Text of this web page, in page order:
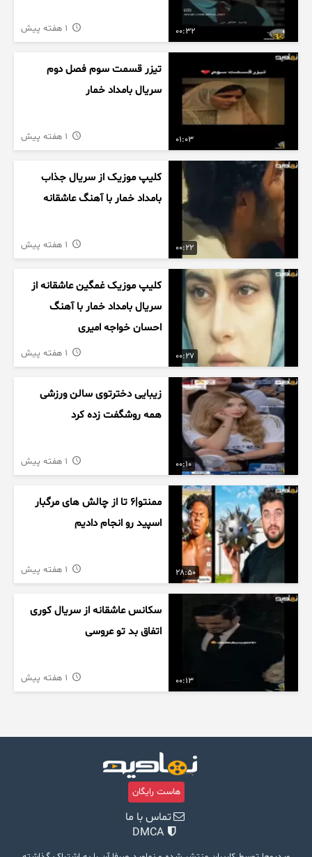
00:32
01:03
تیزر قسمت سوم فصل دوم
سریال بامداد خمار
00:22
کلیپ موزیک از سریال جذاب
بامداد خمار با آهنگ عاشقانه
00:27
کلیپ موزیک غمگین عاشقانه از
سریال بامداد خمار با آهنگ
احسان خواجه امیری
00:10
زیبایی دخترتوی سالن ورزشی
همه روشگفت زده کرد
28:50
ممنتو|۶ تا از چالش های مرگبار
اسپید رو انجام دادیم
00:13
سکانس عاشقانه از سریال کوری
اتفاق بد تو عروسی
هاست رایگان
تماس با ما
DMCA